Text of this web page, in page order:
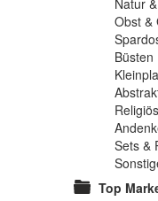
Natur
Obst &
Büsten
Sets &
Top